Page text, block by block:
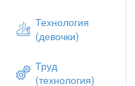
Технология
(девочки)
Труд
(технология)